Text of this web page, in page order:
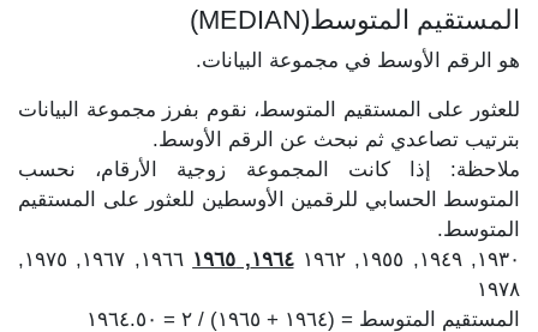
المستقيم المتوسط(MEDIAN)
هو الرقم الأوسط في مجموعة البيانات.
للعثور على المستقيم المتوسط، نقوم بفرز مجموعة البيانات
بترتيب تصاعدي ثم نبحث عن الرقم الأوسط.
ملاحظة: إذا كانت المجموعة زوجية الأرقام، نحسب
المتوسط الحسابي للرقمين الأوسطين للعثور على المستقيم
المتوسط.
١٩٣٠, ١٩٤٩, ١٩٥٥, ١٩٦٢
١٩٦٤, ١٩٦٥
١٩٦٦, ١٩٦٧, ١٩٧٥,
١٩٧٨
المستقيم المتوسط = (١٩٦٤ + ١٩٦٥) / ٢ = ١٩٦٤.٥٠